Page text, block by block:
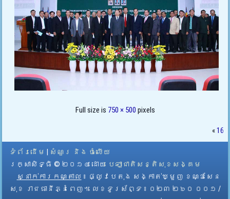
Full size is 750 × 500 pixels
«16
ទំព័រដើម
សំណួរ និង ចំលើយ
រក្សាសិទ្ធិ © ២០១៤ ដោយ​ បេឡាជាតិសន្តិសុខសង្គម
ស្នាក់ការកណ្តាល ៖ ផ្លូវបេតុង សង្កាត់ឃ្មួញ ខណ្ឌសែន
សុខ រាជធានីភ្នំពេញ។ លេខទូរស័ព្ទ ៖ ០២៣ ២៦០ ០០១ /